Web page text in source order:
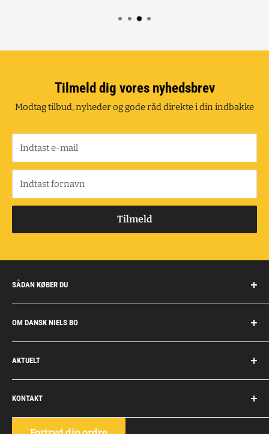
Tilmeld dig vores nyhedsbrev
Modtag tilbud, nyheder og gode råd direkte i din indbakke
Indtast e-mail
Indtast fornavn
Tilmeld
SÅDAN KØBER DU
Fragt og retur
Privatkunder/erhverv
Fakturaaftale
OM DANSK NIELS BO
Privatlivspolitik
Job
Personale
AKTUELT
Dokumentation
KONTAKT
Dansk Niels Bo